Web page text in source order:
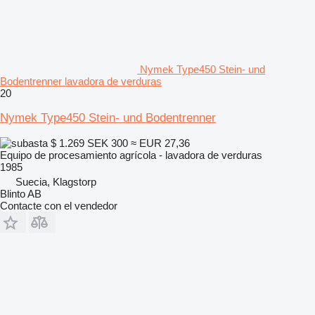
Nymek Type450 Stein- und
Bodentrenner lavadora de verduras
20
Nymek Type450 Stein- und Bodentrenner
$ 1.269 SEK 300 ≈ EUR 27,36
Equipo de procesamiento agrícola - lavadora de verduras
1985
Suecia, Klagstorp
Blinto AB
Contacte con el vendedor